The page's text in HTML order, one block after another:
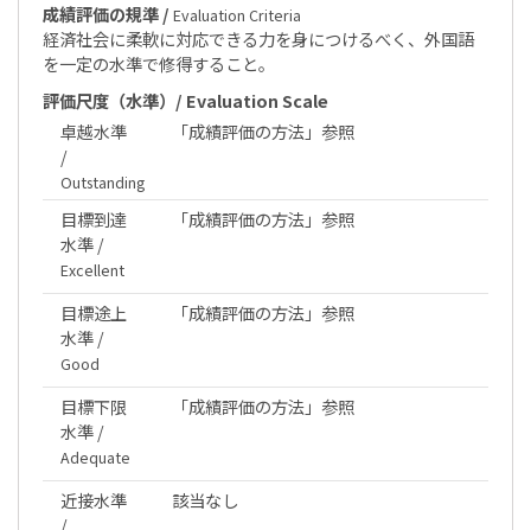
成績評価の規準 / Evaluation Criteria
経済社会に柔軟に対応できる力を身につけるべく、外国語
を一定の水準で修得すること。
評価尺度（水準）/ Evaluation Scale
卓越水準
/
Outstanding
「成績評価の方法」参照
目標到達
水準 /
Excellent
「成績評価の方法」参照
目標途上
水準 /
Good
「成績評価の方法」参照
目標下限
水準 /
Adequate
「成績評価の方法」参照
近接水準
/
該当なし